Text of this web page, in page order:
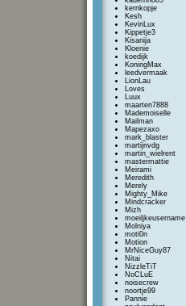
kernkopje
Kesh
KevinLux
Kippetje3
Kisanija
Kloenie
koedijk
KoningMax
leedvermaak
LionLau
Loves
Luux
maarten7888
Mademoiselle
Mailman
Mapezaxo
mark_blaster
martijnvdg
martin_wielrent
mastermattie
Meirami
Meredith
Merely
Mighty_Mike
Mindcracker
Mizh
moeiljkeusername
Molniya
moti0n
Motion
MrNiceGuy87
Nitai
NizzleTiT
NoCLuE
noisecrew
noortje99
Pannie